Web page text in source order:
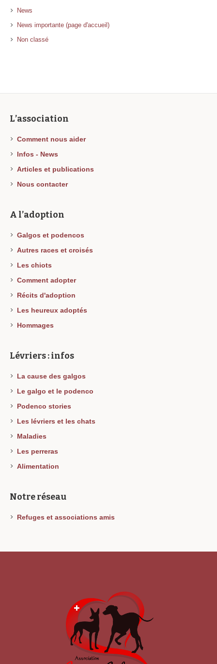
News
News importante (page d'accueil)
Non classé
L’association
Comment nous aider
Infos - News
Articles et publications
Nous contacter
A l’adoption
Galgos et podencos
Autres races et croisés
Les chiots
Comment adopter
Récits d'adoption
Les heureux adoptés
Hommages
Lévriers : infos
La cause des galgos
Le galgo et le podenco
Podenco stories
Les lévriers et les chats
Maladies
Les perreras
Alimentation
Notre réseau
Refuges et associations amis